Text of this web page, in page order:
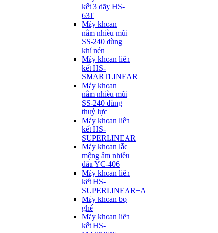
kết 3 dãy HS-
63T
Máy khoan
nằm nhiều mũi
SS-240 dùng
khí nén
Máy khoan liên
kết HS-
SMARTLINEAR
Máy khoan
nằm nhiều mũi
SS-240 dùng
thuỷ lực
Máy khoan liên
kết HS-
SUPERLINEAR
Máy khoan lắc
mộng âm nhiều
đầu YC-406
Máy khoan liên
kết HS-
SUPERLINEAR+A
Máy khoan bọ
ghế
Máy khoan liên
kết HS-